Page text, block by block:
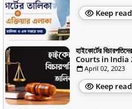
Keep
হাইকোর্টের
Courts in India
April 02, 2023
Keep